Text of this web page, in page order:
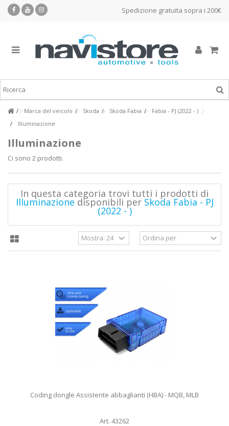
Spedizione gratuita sopra i 200€
Marca del veicolo Skoda Skoda Fabia
Fabia - PJ (2022 - )
Illuminazione
Illuminazione
Ci sono 2 prodotti.
In questa categoria trovi tutti i prodotti di
Illuminazione disponibili per Skoda Fabia - PJ
(2022 - )
Coding dongle Assistente abbaglianti (HBA) - MQB, MLB
Art. 43262